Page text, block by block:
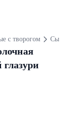
с творогом